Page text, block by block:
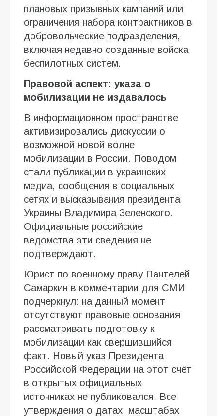
плановых призывных кампаний или
ограничения набора контрактников в
добровольческие подразделения,
включая недавно созданные войска
беспилотных систем.
Правовой аспект: указа о
мобилизации не издавалось
В информационном пространстве
активизировались дискуссии о
возможной новой волне
мобилизации в России. Поводом
стали публикации в украинских
медиа, сообщения в социальных
сетях и высказывания президента
Украины Владимира Зеленского.
Официальные российские
ведомства эти сведения не
подтверждают.
Юрист по военному праву Пантелей
Самаркин в комментарии для СМИ
подчеркнул: на данный момент
отсутствуют правовые основания
рассматривать подготовку к
мобилизации как свершившийся
факт. Новый указ Президента
Российской Федерации на этот счёт
в открытых официальных
источниках не публиковался. Все
утверждения о датах, масштабах